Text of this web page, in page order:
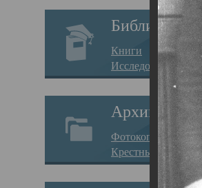
Библиотека
Книги
Исследования
Архив
Фотокопии дел
Крестные ходы